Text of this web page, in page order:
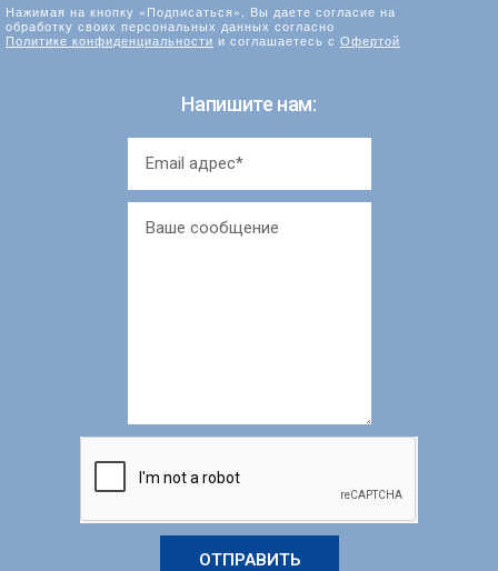
Нажимая на кнопку «Подписаться», Вы даете согласие на
обработку своих персональных данных согласно
Политике конфиденциальности и соглашаетесь с Офертой
Напишите нам:
ОТПРАВИТЬ